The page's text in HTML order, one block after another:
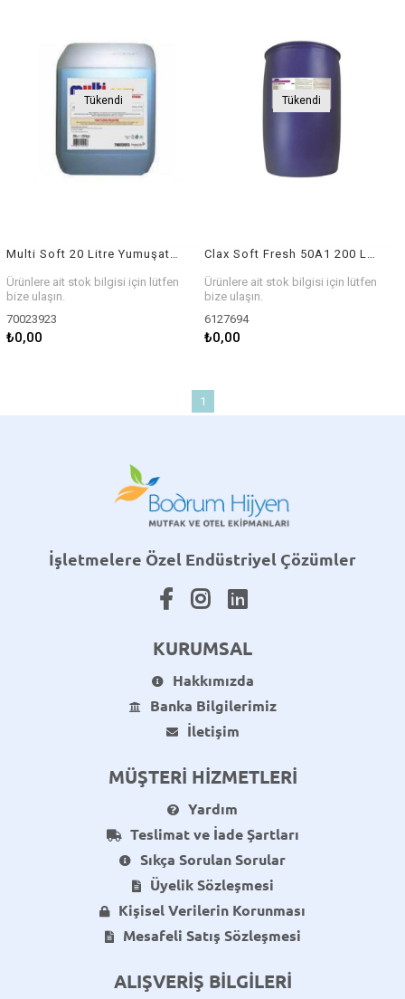
Tükendi
Ürünlere ait stok bilgisi için lütfen
bize ulaşın.
70023923
₺0,00
Tükendi
Ürünlere ait stok bilgisi için lütfen
bize ulaşın.
6127694
₺0,00
1
İşletmelere Özel Endüstriyel Çözümler
KURUMSAL
Hakkımızda
Banka Bilgilerimiz
İletişim
MÜŞTERİ HİZMETLERİ
Yardım
Teslimat ve İade Şartları
Sıkça Sorulan Sorular
Üyelik Sözleşmesi
Kişisel Verilerin Korunması
Mesafeli Satış Sözleşmesi
ALIŞVERİŞ BİLGİLERİ